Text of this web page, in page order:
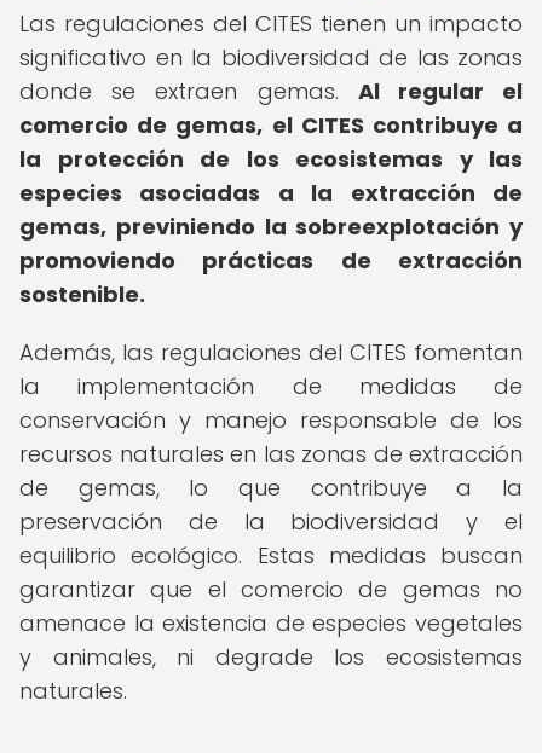
Las regulaciones del CITES tienen un impacto
significativo en la biodiversidad de las zonas
donde se extraen gemas. Al regular el
comercio de gemas, el CITES contribuye a
la protección de los ecosistemas y las
especies asociadas a la extracción de
gemas, previniendo la sobreexplotación y
promoviendo prácticas de extracción
sostenible.
Además, las regulaciones del CITES fomentan
la implementación de medidas de
conservación y manejo responsable de los
recursos naturales en las zonas de extracción
de gemas, lo que contribuye a la
preservación de la biodiversidad y el
equilibrio ecológico. Estas medidas buscan
garantizar que el comercio de gemas no
amenace la existencia de especies vegetales
y animales, ni degrade los ecosistemas
naturales.